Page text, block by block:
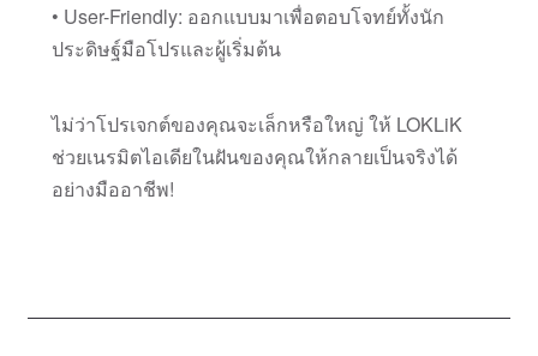
• User-Friendly: ออกแบบมาเพื่อตอบโจทย์ทั้งนัก
ประดิษฐ์มือโปรและผู้เริ่มต้น
ไม่ว่าโปรเจกต์ของคุณจะเล็กหรือใหญ่ ให้ LOKLiK
ช่วยเนรมิตไอเดียในฝันของคุณให้กลายเป็นจริงได้
อย่างมืออาชีพ!